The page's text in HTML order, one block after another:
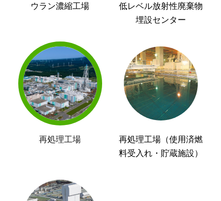
ウラン濃縮工場
低レベル放射性廃棄物
埋設センター
再処理工場
再処理工場（使用済燃
料受入れ・貯蔵施設）